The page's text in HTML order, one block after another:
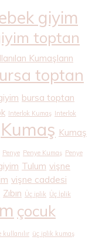
giyim
toptan
Kumaşların
toptan
bursa toptan
Interlok Kumaş Interlok
Kumaş Kumaş
Penye Penye Kumaş Penye
Tulum vişne
vişne caddesi
Zıbın Üç iplik Üç İplik
çocuk
kullanılır üç iplik kumaş